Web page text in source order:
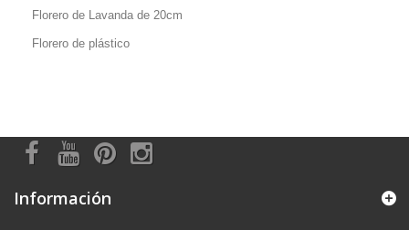
Florero de Lavanda de 20cm
Florero de plástico
Información